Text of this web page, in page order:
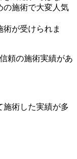
の施術で大変人気
が受けられま
施術した実績が多